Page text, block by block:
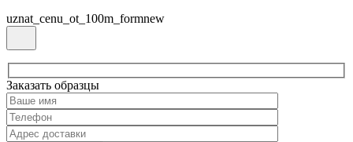
uznat_cenu_ot_100m_formnew
Заказать образцы